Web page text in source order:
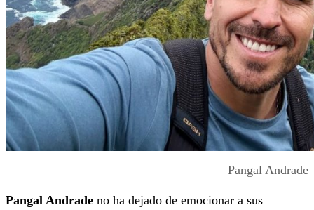
Pangal Andrade
Pangal Andrade no ha dejado de emocionar a sus